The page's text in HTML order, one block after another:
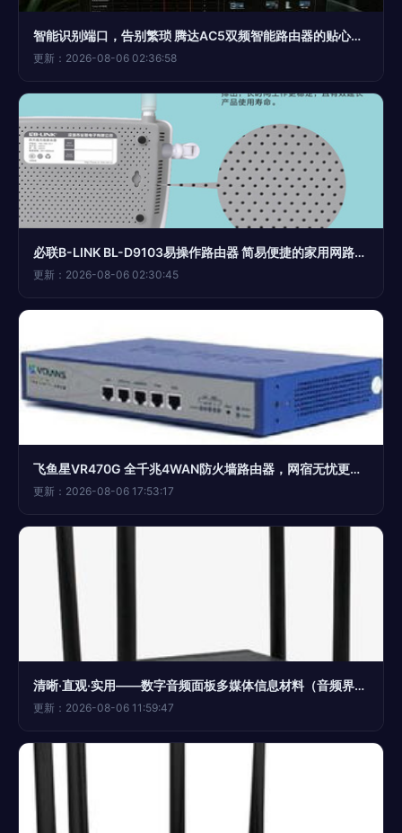
智能识别端口，告别繁琐 腾达AC5双频智能路由器的贴心设计
更新：2026-08-06 02:36:58
必联B-LINK BL-D9103易操作路由器 简易便捷的家用网路新选择
更新：2026-08-06 02:30:45
飞鱼星VR470G 全千兆4WAN防火墙路由器，网宿无忧更强大
更新：2026-08-06 17:53:17
清晰·直观·实用——数字音频面板多媒体信息材料（音频界面）结构实录
更新：2026-08-06 11:59:47